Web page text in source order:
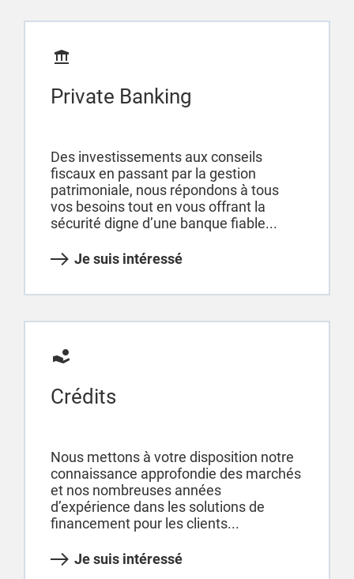
Private Banking
Des investissements aux conseils
fiscaux en passant par la gestion
patrimoniale, nous répondons à tous
vos besoins tout en vous offrant la
sécurité digne d’une banque fiable...
Je suis intéressé
Crédits
Nous mettons à votre disposition notre
connaissance approfondie des marchés
et nos nombreuses années
d’expérience dans les solutions de
financement pour les clients...
Je suis intéressé